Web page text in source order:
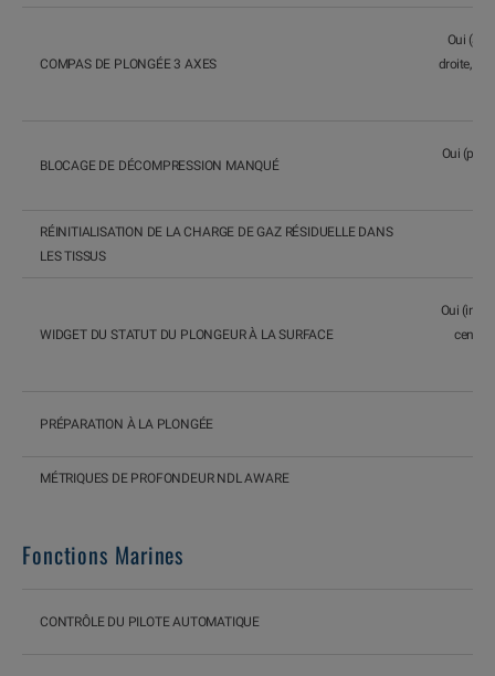
COMPAS DE PLONGÉE 3 AXES
Oui
droite,
BLOCAGE DE DÉCOMPRESSION MANQUÉ
Oui (peut
RÉINITIALISATION DE LA CHARGE DE GAZ RÉSIDUELLE DANS
LES TISSUS
WIDGET DU STATUT DU PLONGEUR À LA SURFACE
Oui
PRÉPARATION À LA PLONGÉE
MÉTRIQUES DE PROFONDEUR NDL AWARE
Fonctions Marines
CONTRÔLE DU PILOTE AUTOMATIQUE